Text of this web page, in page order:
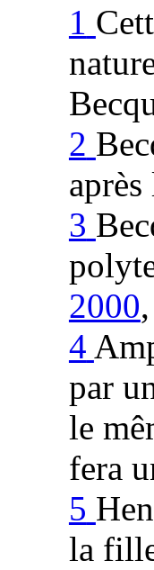
1
2
3
2000
4
par
le
fera
5
la